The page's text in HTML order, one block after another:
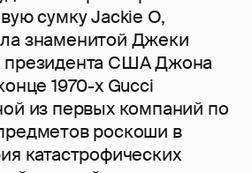
сумку Jackie O,
знаменитой Джеки
президента США Джона
1970-х Gucci
из первых компаний по
роскоши в
катастрофических